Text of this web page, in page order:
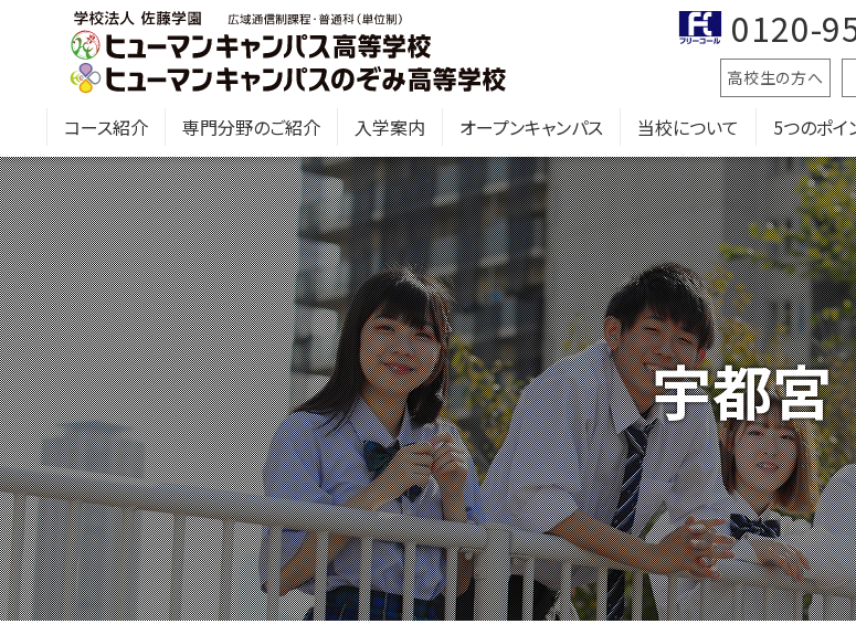
コース紹介 専門分野のご紹介 入学案内 オープンキャンパス 当校について 5つのポイ
高校生の方へ
0120-
宇都宮